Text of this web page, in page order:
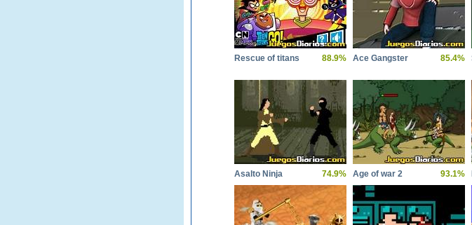
Rescue of titans 88.9% Ace Gangster 85.4%
Asalto Ninja 74.9% Age of war 2 93.1%